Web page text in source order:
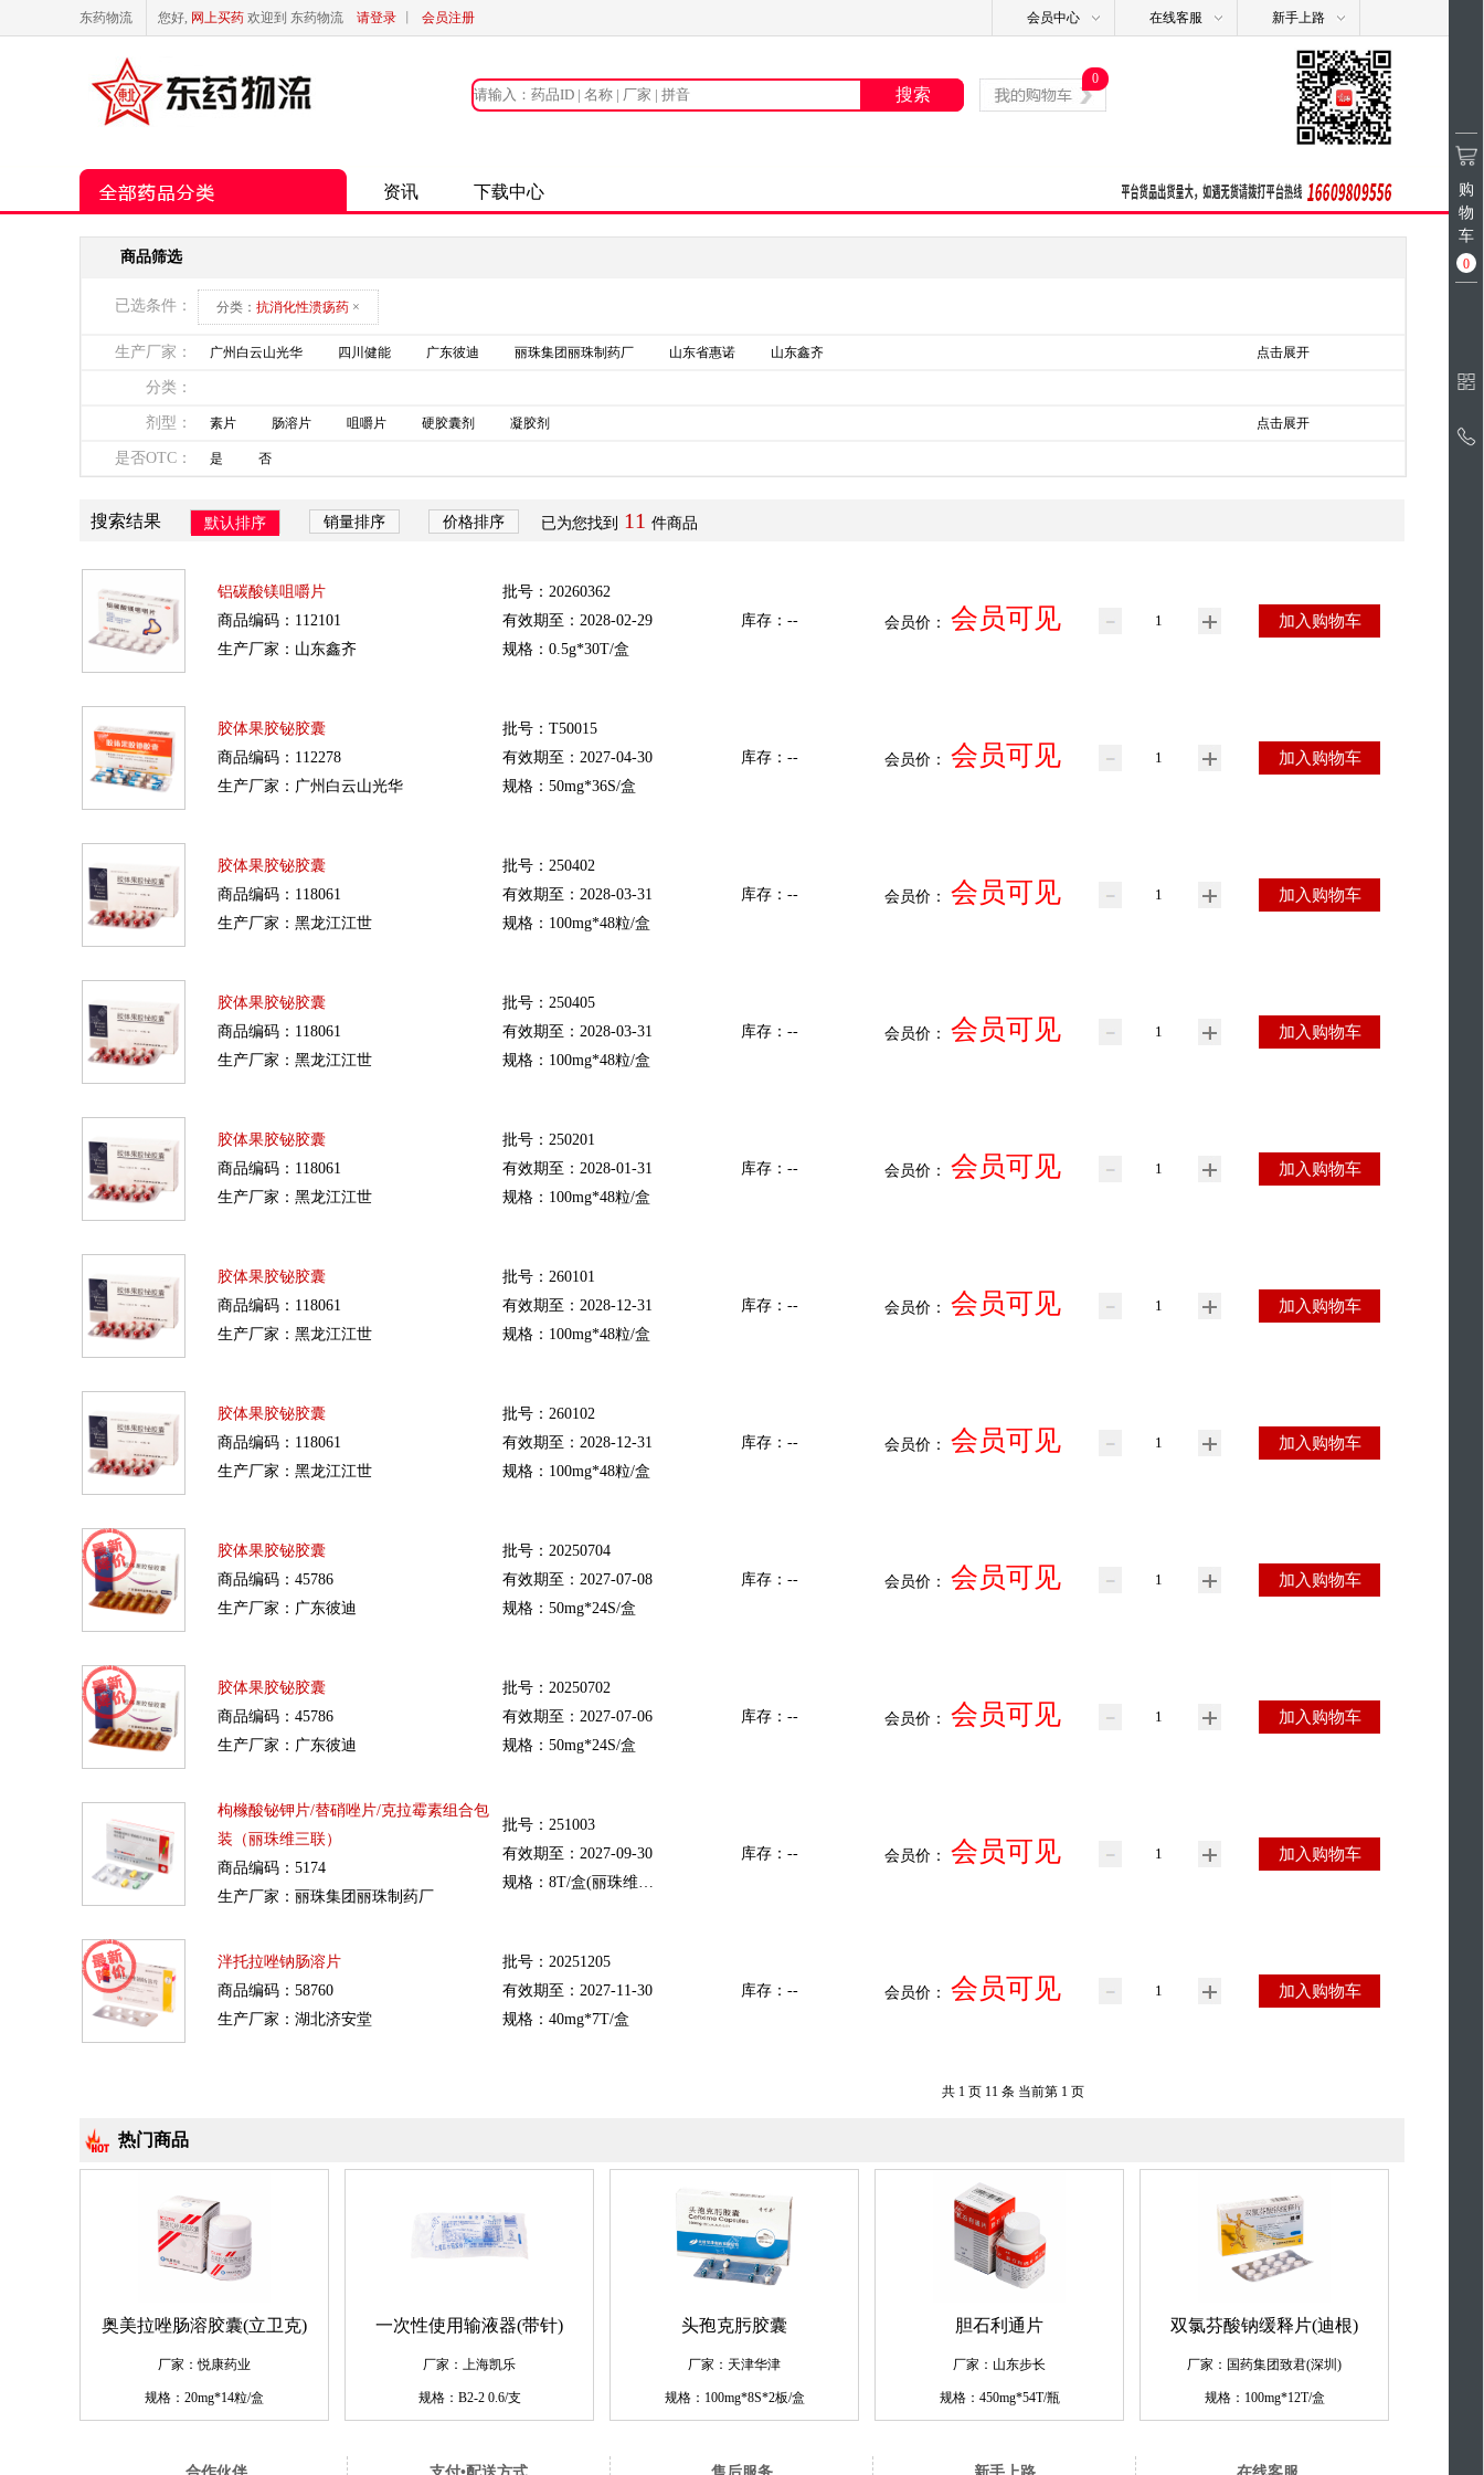
东药物流 您好, 网上买药 欢迎到 东药物流 请登录 会员注册 会员中心 在线客服 新手上路
0
资讯 下载中心
商品筛选
已选条件： 分类： 抗消化性溃疡药 ×
生产厂家： 广州白云山光华 四川健能 广东彼迪 丽珠集团丽珠制药厂 山东省惠诺 山东鑫齐 点击展开
分类：
剂型： 素片 肠溶片 咀嚼片 硬胶囊剂 凝胶剂 点击展开
是否OTC： 是 否
搜索结果 默认排序 销量排序 价格排序 已为您找到 11 件商品
铝碳酸镁咀嚼片
商品编码：112101
生产厂家：山东鑫齐
批号：20260362
有效期至：2028-02-29
规格：0.5g*30T/盒
库存：-- 会员价： 会员可见 加入购物车
胶体果胶铋胶囊
商品编码：112278
生产厂家：广州白云山光华
批号：T50015
有效期至：2027-04-30
规格：50mg*36S/盒
库存：-- 会员价： 会员可见 加入购物车
胶体果胶铋胶囊
商品编码：118061
生产厂家：黑龙江江世
批号：250402
有效期至：2028-03-31
规格：100mg*48粒/盒
库存：-- 会员价： 会员可见 加入购物车
胶体果胶铋胶囊
商品编码：118061
生产厂家：黑龙江江世
批号：250405
有效期至：2028-03-31
规格：100mg*48粒/盒
库存：-- 会员价： 会员可见 加入购物车
胶体果胶铋胶囊
商品编码：118061
生产厂家：黑龙江江世
批号：250201
有效期至：2028-01-31
规格：100mg*48粒/盒
库存：-- 会员价： 会员可见 加入购物车
胶体果胶铋胶囊
商品编码：118061
生产厂家：黑龙江江世
批号：260101
有效期至：2028-12-31
规格：100mg*48粒/盒
库存：-- 会员价： 会员可见 加入购物车
胶体果胶铋胶囊
商品编码：118061
生产厂家：黑龙江江世
批号：260102
有效期至：2028-12-31
规格：100mg*48粒/盒
库存：-- 会员价： 会员可见 加入购物车
胶体果胶铋胶囊
商品编码：45786
生产厂家：广东彼迪
批号：20250704
有效期至：2027-07-08
规格：50mg*24S/盒
库存：-- 会员价： 会员可见 加入购物车
胶体果胶铋胶囊
商品编码：45786
生产厂家：广东彼迪
批号：20250702
有效期至：2027-07-06
规格：50mg*24S/盒
库存：-- 会员价： 会员可见 加入购物车
枸橼酸铋钾片/替硝唑片/克拉霉素组合包
装（丽珠维三联）
商品编码：5174
生产厂家：丽珠集团丽珠制药厂
批号：251003
有效期至：2027-09-30
规格：8T/盒(丽珠维…
库存：-- 会员价： 会员可见 加入购物车
泮托拉唑钠肠溶片
商品编码：58760
生产厂家：湖北济安堂
批号：20251205
有效期至：2027-11-30
规格：40mg*7T/盒
库存：-- 会员价： 会员可见 加入购物车
共 1 页 11 条 当前第 1 页
热门商品
奥美拉唑肠溶胶囊(立卫克)
厂家：悦康药业
规格：20mg*14粒/盒
一次性使用输液器(带针)
厂家：上海凯乐
规格：B2-2 0.6/支
头孢克肟胶囊
厂家：天津华津
规格：100mg*8S*2板/盒
胆石利通片
厂家：山东步长
规格：450mg*54T/瓶
双氯芬酸钠缓释片(迪根)
厂家：国药集团致君(深圳)
规格：100mg*12T/盒
购
物
车
0